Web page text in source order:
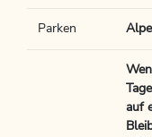
Parken
auf